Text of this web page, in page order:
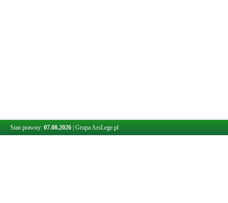
Stan prawny: 07.08.2026 Grupa ArsLege.pl